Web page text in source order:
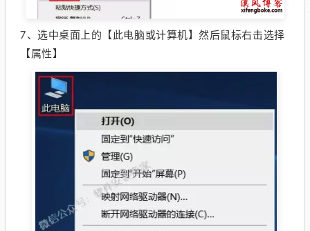
7、选中桌面上的【此电脑或计算机】然后鼠标右击选择
【属性】